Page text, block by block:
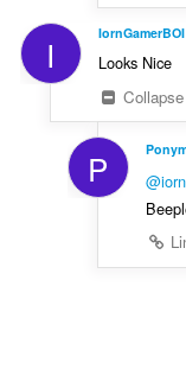
I IornGamerBOI
Looks Nice
Collapse
P